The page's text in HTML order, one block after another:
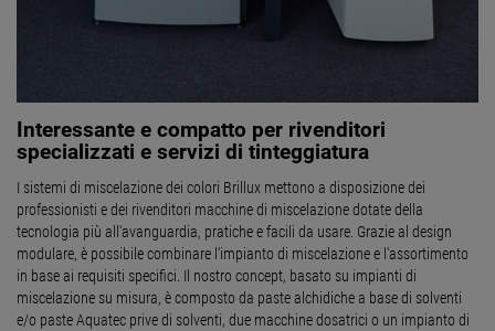
Interessante e compatto per rivenditori
specializzati e servizi di tinteggiatura
I sistemi di miscelazione dei colori Brillux mettono a disposizione dei
professionisti e dei rivenditori macchine di miscelazione dotate della
tecnologia più all'avanguardia, pratiche e facili da usare. Grazie al design
modulare, è possibile combinare l'impianto di miscelazione e l'assortimento
in base ai requisiti specifici. Il nostro concept, basato su impianti di
miscelazione su misura, è composto da paste alchidiche a base di solventi
e/o paste Aquatec prive di solventi, due macchine dosatrici o un impianto di